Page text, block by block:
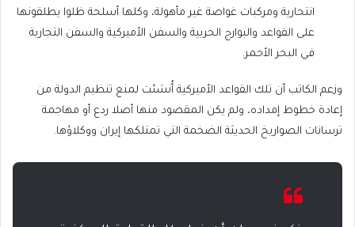
انتحارية ومركبات غواصة غير مأهولة، وكلها أسلحة ظلوا يطلقونها
على القواعد والبوارج الحربية والسفن الأميركية والسفن التجارية
في البحر الأحمر.
وزعم الكاتب أن تلك القواعد الأميركية أُنشئت لمنع تنظيم الدولة من
إعادة خطوط إمداده، ولم يكن المقصود منها أصلا ردع أو مهاجمة
ترسانات الصواريخ الحديثة الضخمة التي تمتلكها إيران ووكلاؤها.